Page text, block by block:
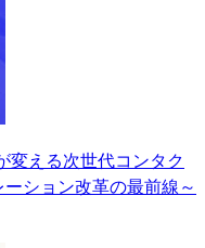
変える次世代コンタク
ション改革の最前線～